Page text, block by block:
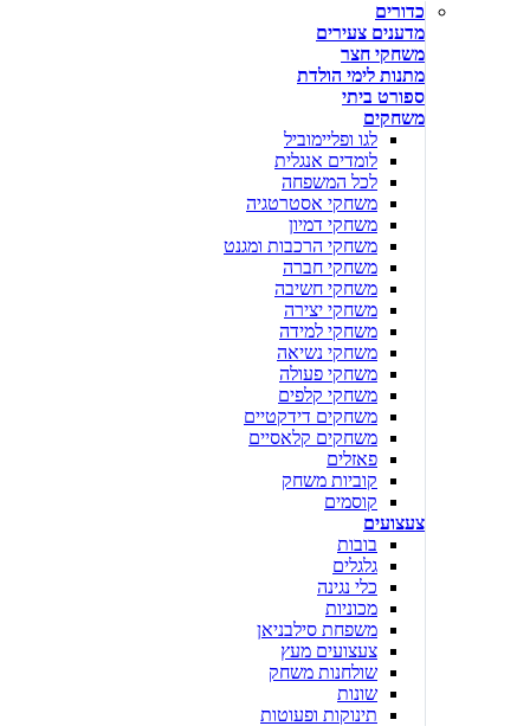
כדורים
מדענים צעירים
משחקי חצר
מתנות לימי הולדת
ספורט ביתי
משחקים
לגו ופליימוביל
לומדים אנגלית
לכל המשפחה
משחקי אסטרטגיה
משחקי דמיון
משחקי הרכבות ומגנט
משחקי חברה
משחקי חשיבה
משחקי יצירה
משחקי למידה
משחקי נשיאה
משחקי פעולה
משחקי קלפים
משחקים דידקטיים
משחקים קלאסיים
פאזלים
קוביות משחק
קוסמים
צעצועים
בובות
גלגלים
כלי נגינה
מכוניות
משפחת סילבניאן
צעצועים מעץ
שולחנות משחק
שונות
תינוקות ופעוטות